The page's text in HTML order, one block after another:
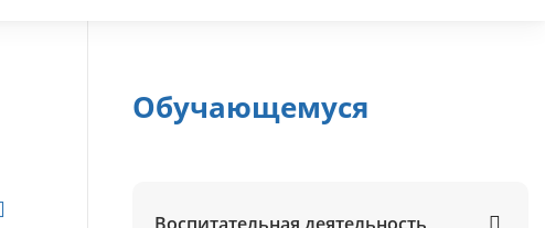
Обучающемуся
Воспитательная деятельность